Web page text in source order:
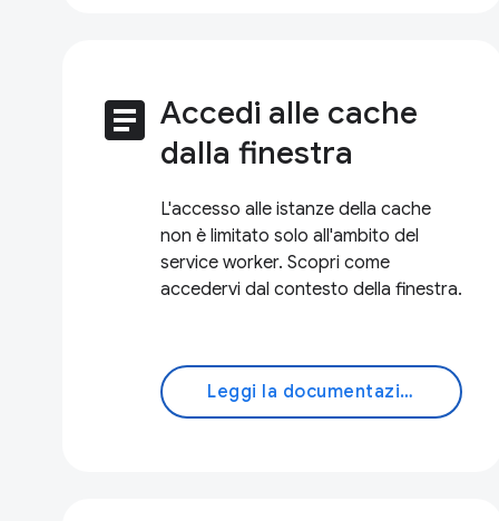
article Accedi alle cache
dalla finestra
L'accesso alle istanze della cache
non è limitato solo all'ambito del
service worker. Scopri come
accedervi dal contesto della finestra.
Leggi la documentazione